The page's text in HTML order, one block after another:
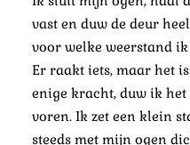
vast en duw de deur
voor welke weerstand
Er raakt iets, maar het
enige kracht, duw ik
voren. Ik zet een klein
steeds met mijn ogen